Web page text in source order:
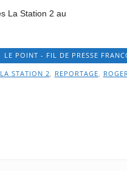
La Station 2 au
LE POINT - FIL DE PRESSE
LA STATION 2, REPORTAGE,